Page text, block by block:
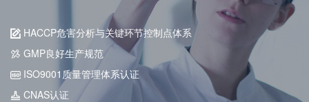
HACCP危害分析与关键环节控制点体系
GMP良好生产规范
ISO9001质量管理体系认证
CNAS认证